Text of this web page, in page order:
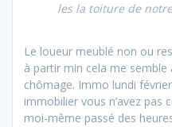
les la toiture de
Le loueur meublé non ou
à partir min cela me
chômage. Immo lundi
immobilier vous n’avez pas
moi-même passé des